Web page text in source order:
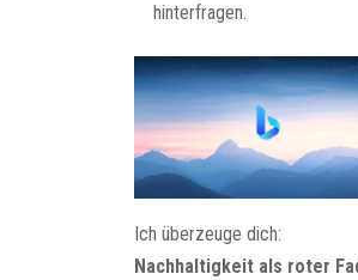
hinterfragen.
Ich überzeuge dich:
Nachhaltigkeit als roter